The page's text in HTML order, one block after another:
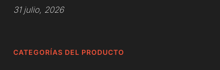
31 julio, 2026
CATEGORÍAS DEL PRODUCTO